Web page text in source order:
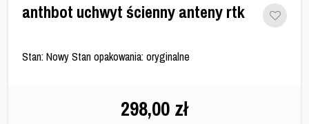
anthbot uchwyt ścienny anteny rtk
Stan: Nowy Stan opakowania: oryginalne
298,00 zł